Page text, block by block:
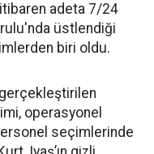
adeta 7/24
üstlendiği
biri oldu.
operasyonel
seçimlerinde